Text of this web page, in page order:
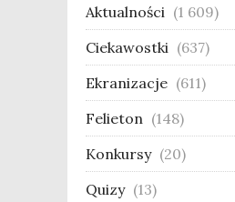
Aktualności (1 609)
Ciekawostki (637)
Ekranizacje (611)
Felieton (148)
Konkursy (20)
Quizy (13)